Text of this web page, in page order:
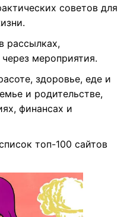
советов для
рассылках,
мероприятия.
здоровье, еде и
и родительстве,
финансах и
топ-100 сайтов